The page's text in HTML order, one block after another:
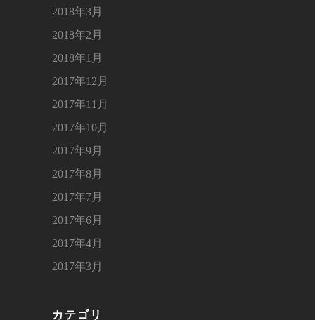
2018年3月
2018年2月
2018年1月
2017年12月
2017年11月
2017年10月
2017年9月
2017年8月
2017年7月
2017年6月
2017年4月
2017年3月
カテゴリ